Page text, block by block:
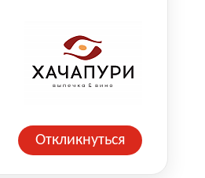
Откликнуться